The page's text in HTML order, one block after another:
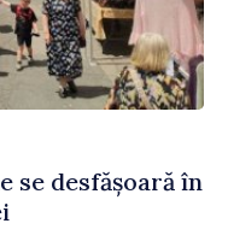
se desfășoară în